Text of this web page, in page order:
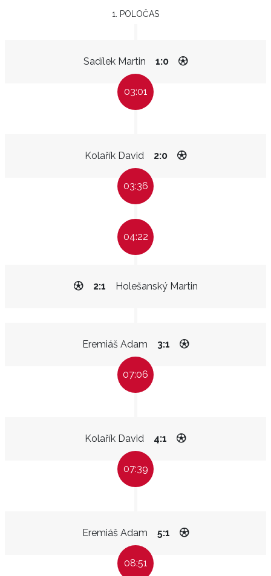
1. POLOČAS
Sadílek Martin 1:0
03:01
Kolařík David 2:0
03:36
04:22
Holešanský Martin
2:1
Eremiáš Adam 3:1
07:06
Kolařík David 4:1
07:39
Eremiáš Adam 5:1
08:51